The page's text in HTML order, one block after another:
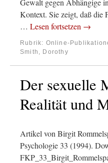
Gewalt gegen Abhängige
Kontext. Sie zeigt, daß die
… Lesen fortsetzen →
Rubrik: Online-
Smith, Dorothy
Der sexuelle
Realität und
Artikel von Birgit
Psychologie 33 (1994).